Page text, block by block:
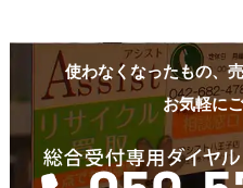
使わなくなったもの、
お気軽に